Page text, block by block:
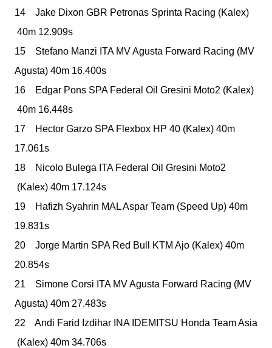
14 Jake Dixon GBR Petronas Sprinta Racing (Kalex)
40m 12.909s
15 Stefano Manzi ITA MV Agusta Forward Racing (MV
Agusta) 40m 16.400s
16 Edgar Pons SPA Federal Oil Gresini Moto2 (Kalex)
40m 16.448s
17 Hector Garzo SPA Flexbox HP 40 (Kalex) 40m
17.061s
18 Nicolo Bulega ITA Federal Oil Gresini Moto2
(Kalex) 40m 17.124s
19 Hafizh Syahrin MALAspar Team (Speed Up) 40m
19.831s
20 Jorge Martin SPA Red Bull KTM Ajo (Kalex) 40m
20.854s
21 Simone Corsi ITA MV Agusta Forward Racing (MV
Agusta) 40m 27.483s
22 Andi Farid Izdihar INA IDEMITSU Honda Team Asia
(Kalex) 40m 34.706s